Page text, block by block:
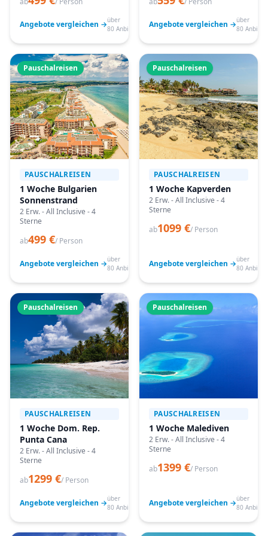
Angebote vergleichen →über
80 Anbieter
Angebote vergleichen →über
80
Pauschalreisen
PAUSCHALREISEN
1 Woche Bulgarien
Sonnenstrand
2 Erw. - All Inclusive - 4
Sterne
ab499 €/ Person
Angebote vergleichen →über
80 Anbieter
Pauschalreisen
PAUSCHALREISEN
1 Woche Kapverden
2 Erw. - All Inclusive - 4
Sterne
ab1099 €/ Person
Angebote vergleichen →über
80
Pauschalreisen
PAUSCHALREISEN
1 Woche Dom. Rep.
Punta Cana
2 Erw. - All Inclusive - 4
Sterne
ab1299 €/ Person
Angebote vergleichen →über
80 Anbieter
Pauschalreisen
PAUSCHALREISEN
1 Woche Malediven
2 Erw. - All Inclusive - 4
Sterne
ab1399 €/ Person
Angebote vergleichen →über
80